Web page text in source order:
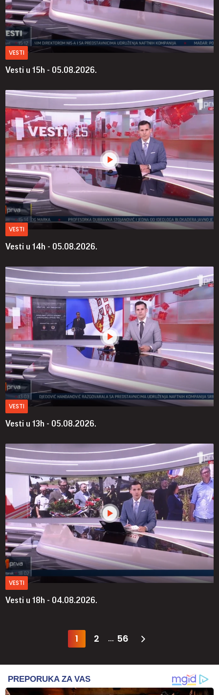
VESTI
Vesti u 15h - 05.08.2026.
VESTI
Vesti u 14h - 05.08.2026.
VESTI
Vesti u 13h - 05.08.2026.
VESTI
Vesti u 18h - 04.08.2026.
1 2 ... 56